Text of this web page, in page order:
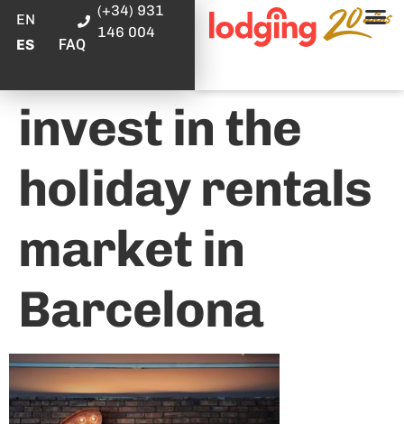
EN
ES
FAQ
(+34) 931
146 004
invest in the
holiday rentals
market in
Barcelona